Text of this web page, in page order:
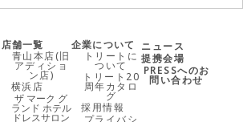
店舗一覧
青山本店(旧
アディショ
ン店)
横浜店
ザ マーク グ
ランド ホテル
企業について
トリートに
ついて
トリート20
周年カタロ
グ
採用情報
ニュース
提携会場
PRESSへのお
問い合わせ